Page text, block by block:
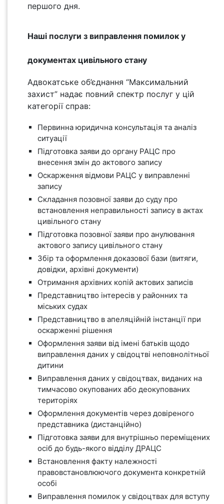
першого дня.
Наші послуги з виправлення помилок у
документах цивільного стану
Адвокатське об’єднання “Максимальний
захист” надає повний спектр послуг у цій
категорії справ:
Первинна юридична консультація та аналіз
ситуації
Підготовка заяви до органу РАЦС про
внесення змін до актового запису
Оскарження відмови РАЦС у виправленні
запису
Складання позовної заяви до суду про
встановлення неправильності запису в актах
цивільного стану
Підготовка позовної заяви про анулювання
актового запису цивільного стану
Збір та оформлення доказової бази (витяги,
довідки, архівні документи)
Отримання архівних копій актових записів
Представництво інтересів у районних та
міських судах
Представництво в апеляційній інстанції при
оскарженні рішення
Оформлення заяви від імені батьків щодо
виправлення даних у свідоцтві неповнолітньої
дитини
Виправлення даних у свідоцтвах, виданих на
тимчасово окупованих або деокупованих
територіях
Оформлення документів через довіреного
представника (дистанційно)
Підготовка заяви для внутрішньо переміщених
осіб до будь-якого відділу ДРАЦС
Встановлення факту належності
правовстановлюючого документа конкретній
особі
Виправлення помилок у свідоцтвах для вступу